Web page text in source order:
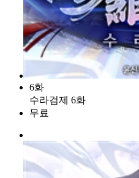
6화
수라검제 6화
무료